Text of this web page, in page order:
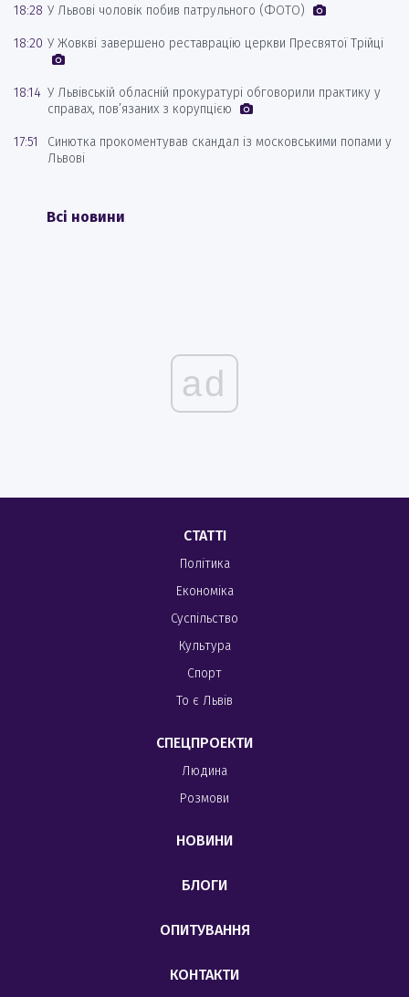
18:28 У Львові чоловік побив патрульного (ФОТО)
18:20 У Жовкві завершено реставрацію церкви Пресвятої Трійці
18:14 У Львівській обласній прокуратурі обговорили практику у
справах, пов’язаних з корупцією
17:51
Синютка прокоментував скандал із московськими попами у
Львові
Всі новини
ad
СТАТТІ
Політика
Економіка
Суспільство
Культура
Спорт
То є Львів
СПЕЦПРОЕКТИ
Людина
Розмови
НОВИНИ
БЛОГИ
ОПИТУВАННЯ
КОНТАКТИ